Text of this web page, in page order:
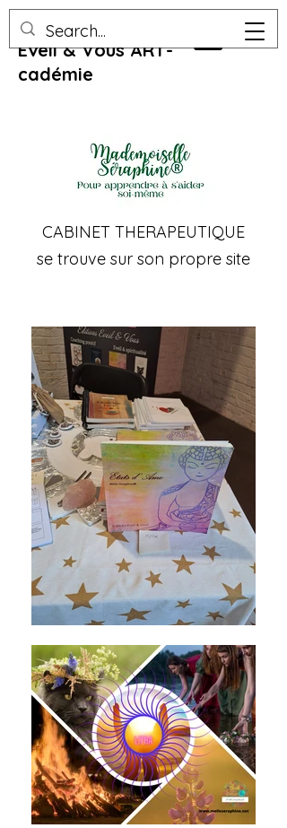
Eveil & Vous ART-
cadémie
CABINET THERAPEUTIQUE
se trouve sur son propre site